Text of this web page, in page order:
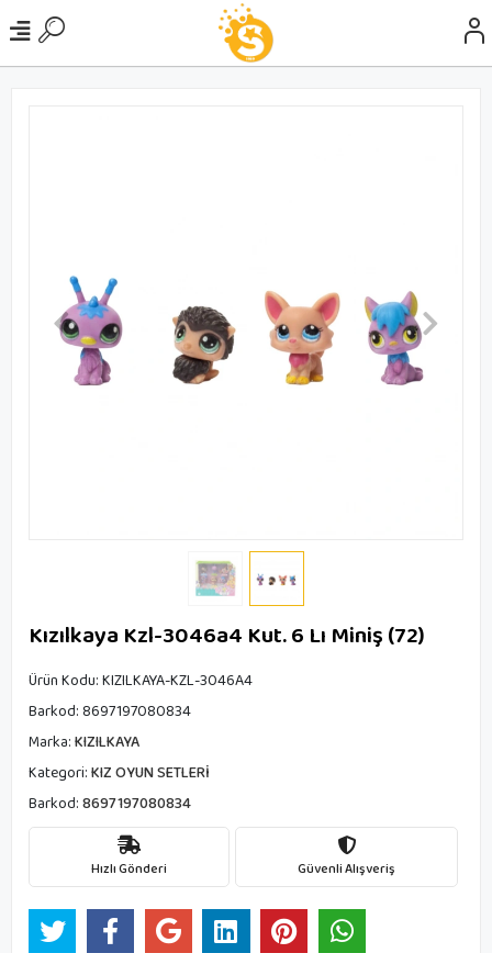
Kızılkaya Kzl-3046a4 Kut. 6 Lı Miniş (72)
Ürün Kodu:KIZILKAYA-KZL-3046A4
Barkod:8697197080834
Marka:KIZILKAYA
Kategori:KIZ OYUN SETLERİ
Barkod:8697197080834
Hızlı Gönderi Güvenli Alışveriş